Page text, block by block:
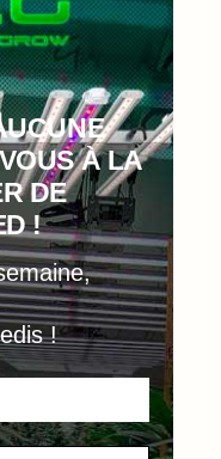
À LA
DE
!
!